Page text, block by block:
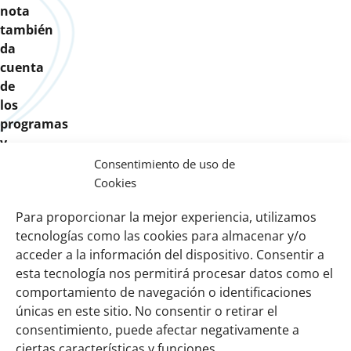
Consentimiento de uso de
Cookies
Para proporcionar la mejor experiencia, utilizamos
tecnologías como las cookies para almacenar y/o
acceder a la información del dispositivo. Consentir a
esta tecnología nos permitirá procesar datos como el
comportamiento de navegación o identificaciones
únicas en este sitio. No consentir o retirar el
consentimiento, puede afectar negativamente a
nota
también
da
cuenta
de
los
programas
y
organización.
Links
importantes
Sobre nosotros
Nuestra red
Misión y Visión